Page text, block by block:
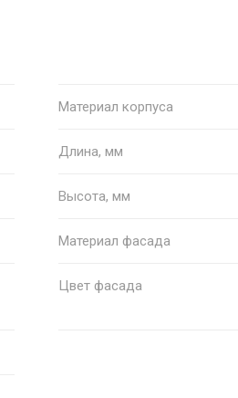
Материал корпуса
Длина, мм
Высота, мм
Материал фасада
Цвет фасада